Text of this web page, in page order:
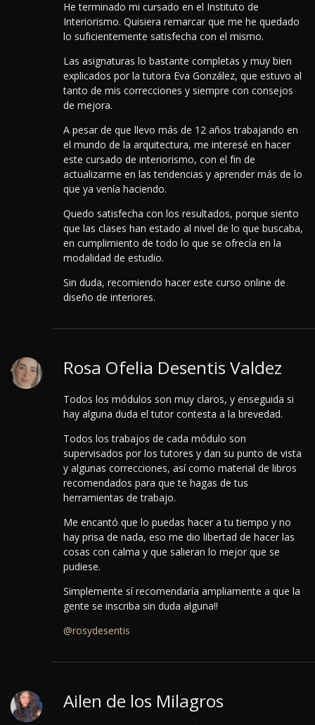
He terminado mi cursado en el Instituto de
Interiorismo. Quisiera remarcar que me he quedado
lo suficientemente satisfecha con el mismo.
Las asignaturas lo bastante completas y muy bien
explicados por la tutora Eva González, que estuvo al
tanto de mis correcciones y siempre con consejos
de mejora.
A pesar de que llevo más de 12 años trabajando en
el mundo de la arquitectura, me interesé en hacer
este cursado de interiorismo, con el fin de
actualizarme en las tendencias y aprender más de lo
que ya venía haciendo.
Quedo satisfecha con los resultados, porque siento
que las clases han estado al nivel de lo que buscaba,
en cumplimiento de todo lo que se ofrecía en la
modalidad de estudio.
Sin duda, recomiendo hacer este curso online de
diseño de interiores.
Rosa Ofelia Desentis Valdez
Todos los módulos son muy claros, y enseguida si
hay alguna duda el tutor contesta a la brevedad.
Todos los trabajos de cada módulo son
supervisados por los tutores y dan su punto de vista
y algunas correcciones, así como material de libros
recomendados para que te hagas de tus
herramientas de trabajo.
Me encantó que lo puedas hacer a tu tiempo y no
hay prisa de nada, eso me dio libertad de hacer las
cosas con calma y que salieran lo mejor que se
pudiese.
Simplemente sí recomendaría ampliamente a que la
gente se inscriba sin duda alguna!!
@rosydesentis
Ailen de los Milagros